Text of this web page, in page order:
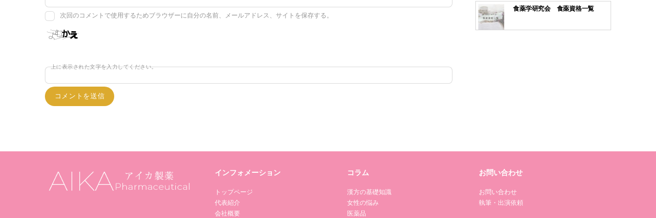
次回のコメントで使用するためブラウザーに自分の名前、メールアドレス、サイトを保存する。
上に表示された文字を入力してください。
食薬学研究会 食薬資格一覧
インフォメーション
トップページ
代表紹介
会社概要
コラム
漢方の基礎知識
女性の悩み
医薬品
お問い合わせ
お問い合わせ
執筆・出演依頼